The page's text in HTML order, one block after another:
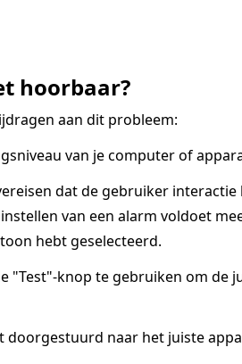
hoorbaar?
aan dit probleem:
van je computer of
dat de gebruiker
van een alarm voldoet
hebt geselecteerd.
"Test"-knop te gebruiken om de
doorgestuurd naar het juiste